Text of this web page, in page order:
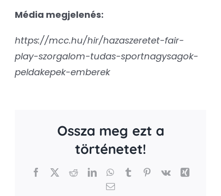
Média megjelenés:
https://mcc.hu/hir/hazaszeretet-fair-
play-szorgalom-tudas-sportnagysagok-
peldakepek-emberek
Ossza meg ezt a
történetet!
Facebook RedditLinkedInWhatsApp
TumblrPinterest
Vk
Xing
Email